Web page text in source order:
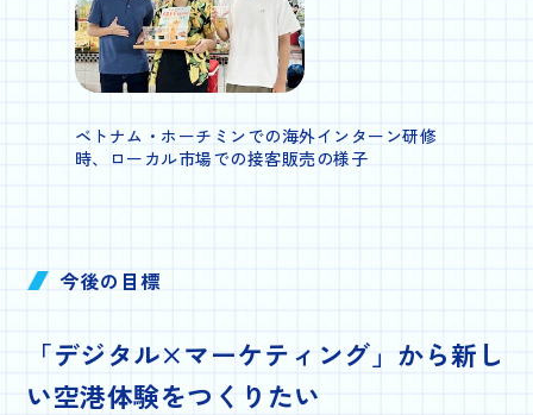
ベトナム・ホーチミンでの海外インターン研修
時、ローカル市場での接客販売の様子
今後の目標
「デジタル×マーケティング」から新し
い空港体験をつくりたい